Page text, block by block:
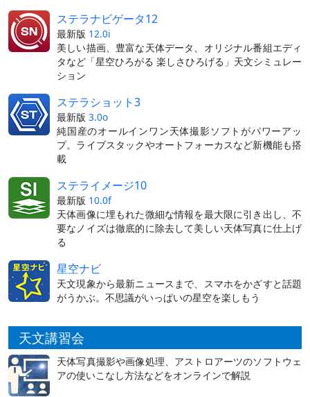
ステラナビゲータ12
最新版 12.0i
美しい描画、豊富な天体データ、オリジナル番組エディ
タなど「星空ひろがる 楽しさひろげる」天文シミュレー
ション
ステラショット3
最新版 3.0o
純国産のオールインワン天体撮影ソフトがパワーアッ
プ。ライブスタックやオートフォーカスなど新機能も搭
載
ステライメージ10
最新版 10.0f
天体画像に埋もれた微細な情報を最大限に引き出し、不
要なノイズは徹底的に除去して美しい天体写真に仕上げ
る
星空ナビ
天文現象から最新ニュースまで、スマホをかざすと話題
がうかぶ。不思議がいっぱいの星空を楽しもう
天文講習会
天体写真撮影や画像処理、アストロアーツのソフトウェ
アの使いこなし方法などをオンラインで解説